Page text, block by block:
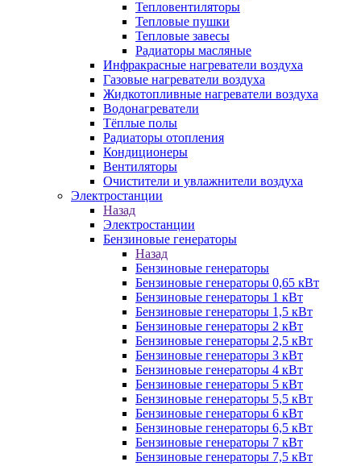
Тепловентиляторы
Тепловые пушки
Тепловые завесы
Радиаторы масляные
Инфракрасные нагреватели воздуха
Газовые нагреватели воздуха
Жидкотопливные нагреватели воздуха
Водонагреватели
Тёплые полы
Радиаторы отопления
Кондиционеры
Вентиляторы
Очистители и увлажнители воздуха
Электростанции
Назад
Электростанции
Бензиновые генераторы
Назад
Бензиновые генераторы
Бензиновые генераторы 0,65 кВт
Бензиновые генераторы 1 кВт
Бензиновые генераторы 1,5 кВт
Бензиновые генераторы 2 кВт
Бензиновые генераторы 2,5 кВт
Бензиновые генераторы 3 кВт
Бензиновые генераторы 4 кВт
Бензиновые генераторы 5 кВт
Бензиновые генераторы 5,5 кВт
Бензиновые генераторы 6 кВт
Бензиновые генераторы 6,5 кВт
Бензиновые генераторы 7 кВт
Бензиновые генераторы 7,5 кВт